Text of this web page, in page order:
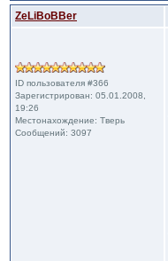
ZeLiBoBBer
ID пользователя #366
Зарегистрирован: 05.01.2008,
19:26
Местонахождение: Тверь
Сообщений: 3097